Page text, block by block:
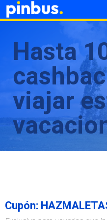
Saltar
Hasta
viajar
Cupón: